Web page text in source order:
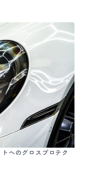
へのグロスプロテク